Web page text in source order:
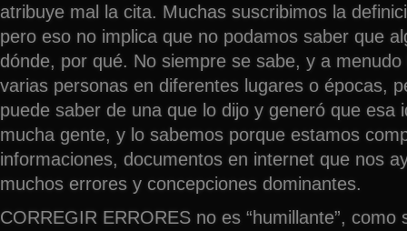
atribuye mal la cita. Muchas suscribimos la
pero eso no implica que no podamos saber que
dónde, por qué. No siempre se sabe, y a
varias personas en diferentes lugares o épocas,
puede saber de una que lo dijo y generó que esa
mucha gente, y lo sabemos porque estamos
informaciones, documentos en internet que nos
muchos errores y concepciones dominantes.
CORREGIR ERRORES no es “humillante”, como